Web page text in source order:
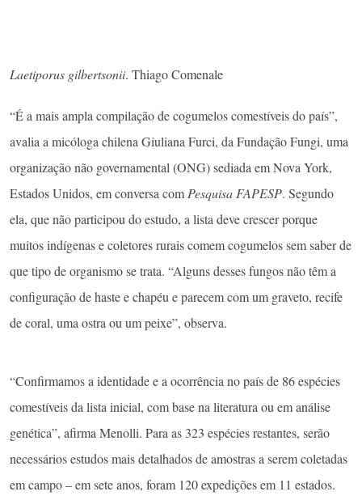
Laetiporus gilbertsonii. Thiago Comenale
“É a mais ampla compilação de cogumelos comestíveis do país”,
avalia a micóloga chilena Giuliana Furci, da Fundação Fungi, uma
organização não governamental (ONG) sediada em Nova York,
Estados Unidos, em conversa com Pesquisa FAPESP. Segundo
ela, que não participou do estudo, a lista deve crescer porque
muitos indígenas e coletores rurais comem cogumelos sem saber de
que tipo de organismo se trata. “Alguns desses fungos não têm a
configuração de haste e chapéu e parecem com um graveto, recife
de coral, uma ostra ou um peixe”, observa.
“Confirmamos a identidade e a ocorrência no país de 86 espécies
comestíveis da lista inicial, com base na literatura ou em análise
genética”, afirma Menolli. Para as 323 espécies restantes, serão
necessários estudos mais detalhados de amostras a serem coletadas
em campo – em sete anos, foram 120 expedições em 11 estados.